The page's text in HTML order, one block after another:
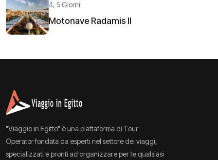
4, 5 Giorni
Motonave Radamis II
"Viaggio in Egitto" è una piattaforma di Tour
Operator fondata da esperti nel settore dei viaggi,
specializzati e pronti ad organizzare per te qualsiasi